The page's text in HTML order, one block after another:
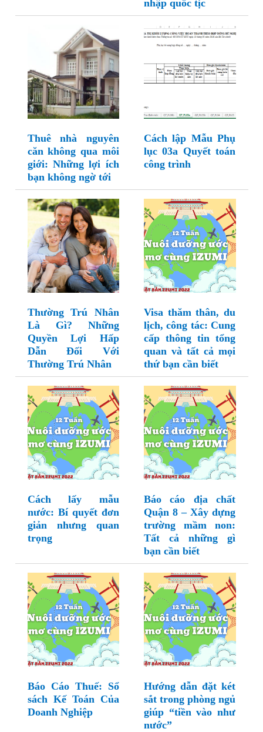
nhập quốc tịc
Thuê nhà nguyên
căn không qua môi
giới: Những lợi ích
bạn không ngờ tới
Cách lập Mẫu Phụ
lục 03a Quyết toán
công trình
Thường Trú Nhân
Là Gì? Những
Quyền Lợi Hấp
Dẫn Đối Với
Thường Trú Nhân
Visa thăm thân, du
lịch, công tác: Cung
cấp thông tin tổng
quan và tất cả mọi
thứ bạn cần biết
Cách lấy mẫu
nước: Bí quyết đơn
giản nhưng quan
trọng
Báo cáo địa chất
Quận 8 – Xây dựng
trường mầm non:
Tất cả những gì
bạn cần biết
Báo Cáo Thuế: Sổ
sách Kế Toán Của
Doanh Nghiệp
Hướng dẫn đặt két
sắt trong phòng ngủ
giúp “tiền vào như
nước”